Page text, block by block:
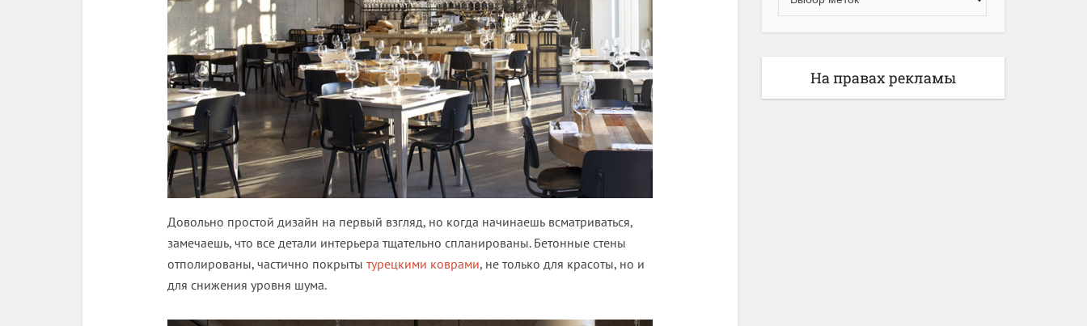
Довольно простой дизайн на первый взгляд, но когда начинаешь всматриваться,
замечаешь, что все детали интерьера тщательно спланированы. Бетонные стены
отполированы, частично покрыты турецкими коврами, не только для красоты, но и
для снижения уровня шума.
На правах рекламы